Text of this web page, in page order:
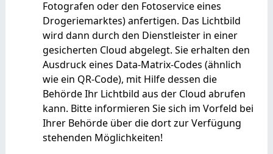
Fotografen oder den Fotoservice eines
Drogeriemarktes) anfertigen. Das Lichtbild
wird dann durch den Dienstleister in einer
gesicherten Cloud abgelegt. Sie erhalten den
Ausdruck eines Data-Matrix-Codes (ähnlich
wie ein QR-Code), mit Hilfe dessen die
Behörde Ihr Lichtbild aus der Cloud abrufen
kann. Bitte informieren Sie sich im Vorfeld bei
Ihrer Behörde über die dort zur Verfügung
stehenden Möglichkeiten!